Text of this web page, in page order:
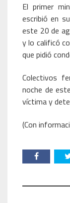
El primer
escribió en
este 20 de
y lo calificó
que pidió
Colectivos
noche de
víctima y
(Con